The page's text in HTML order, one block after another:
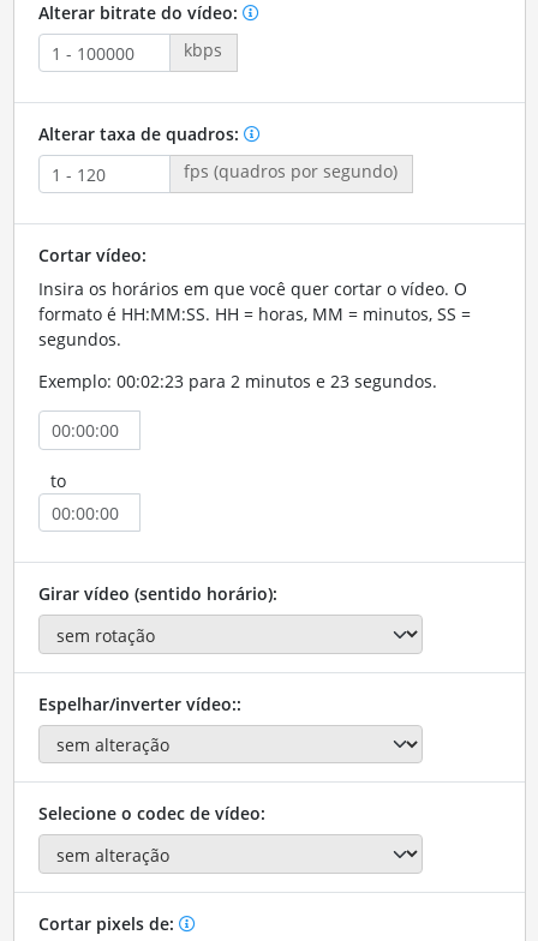
Alterar bitrate do vídeo:
kbps
Alterar taxa de quadros:
fps (quadros por segundo)
Cortar vídeo:
Insira os horários em que você quer cortar o vídeo. O
formato é HH:MM:SS. HH = horas, MM = minutos, SS =
segundos.
Exemplo: 00:02:23 para 2 minutos e 23 segundos.
to
Girar vídeo (sentido horário):
Espelhar/inverter vídeo::
Selecione o codec de vídeo:
Cortar pixels de: